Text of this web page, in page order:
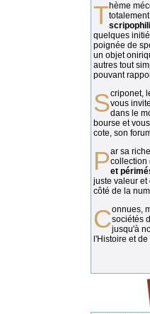
Thème méconnu des collectionneurs et
quelques
poignée de
un objet
autres tout
pouvant
vous
dans le
bourse et
cote, son
Par sa richesse et sa diversité, lacollection
et
juste valeur et
côté de la
Connues, méconnues, ou inconnues, lessociétés
jusqu'à
l'Histoire et